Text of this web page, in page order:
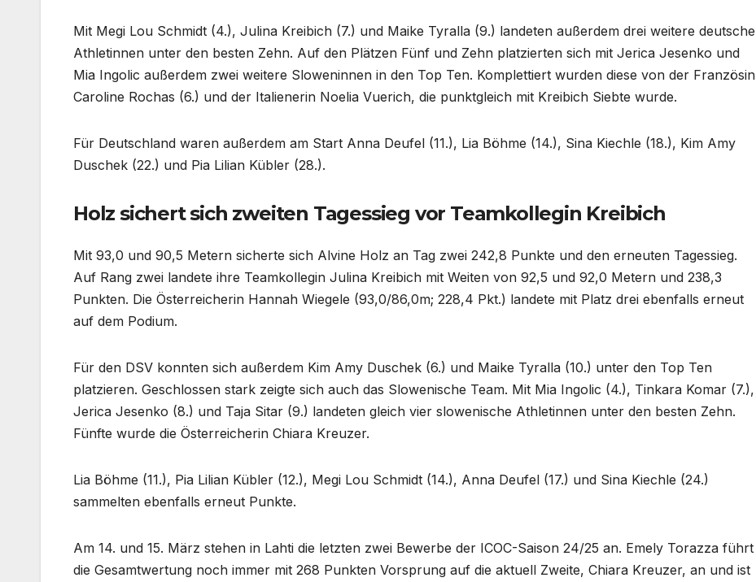
Mit Megi Lou Schmidt (4.), Julina Kreibich (7.) und Maike Tyralla (9.) landeten außerdem drei weitere deutsche
Athletinnen unter den besten Zehn. Auf den Plätzen Fünf und Zehn platzierten sich mit Jerica Jesenko und
Mia Ingolic außerdem zwei weitere Sloweninnen in den Top Ten. Komplettiert wurden diese von der Französin
Caroline Rochas (6.) und der Italienerin Noelia Vuerich, die punktgleich mit Kreibich Siebte wurde.
Für Deutschland waren außerdem am Start Anna Deufel (11.), Lia Böhme (14.), Sina Kiechle (18.), Kim Amy
Duschek (22.) und Pia Lilian Kübler (28.).
Holz sichert sich zweiten Tagessieg vor Teamkollegin Kreibich
Mit 93,0 und 90,5 Metern sicherte sich Alvine Holz an Tag zwei 242,8 Punkte und den erneuten Tagessieg.
Auf Rang zwei landete ihre Teamkollegin Julina Kreibich mit Weiten von 92,5 und 92,0 Metern und 238,3
Punkten. Die Österreicherin Hannah Wiegele (93,0/86,0m; 228,4 Pkt.) landete mit Platz drei ebenfalls erneut
auf dem Podium.
Für den DSV konnten sich außerdem Kim Amy Duschek (6.) und Maike Tyralla (10.) unter den Top Ten
platzieren. Geschlossen stark zeigte sich auch das Slowenische Team. Mit Mia Ingolic (4.), Tinkara Komar (7.),
Jerica Jesenko (8.) und Taja Sitar (9.) landeten gleich vier slowenische Athletinnen unter den besten Zehn.
Fünfte wurde die Österreicherin Chiara Kreuzer.
Lia Böhme (11.), Pia Lilian Kübler (12.), Megi Lou Schmidt (14.), Anna Deufel (17.) und Sina Kiechle (24.)
sammelten ebenfalls erneut Punkte.
Am 14. und 15. März stehen in Lahti die letzten zwei Bewerbe der ICOC-Saison 24/25 an. Emely Torazza führt
die Gesamtwertung noch immer mit 268 Punkten Vorsprung auf die aktuell Zweite, Chiara Kreuzer, an und ist